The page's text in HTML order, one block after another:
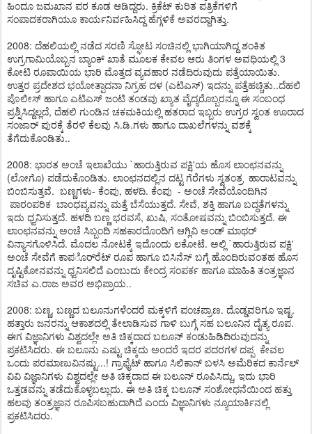
ಹಿಂದೂ ಜಮಖಾನ ಪರ ಕೂಡ ಆಡಿದ್ದರು. ಕ್ರಿಕೆಟ್ ಕುರಿತ ಪತ್ರಿಕೆಗಳಿಗೆ
ಸಂಪಾದಕರಾಗಿಯೂ ಕಾರ್ಯನಿರ್ವಹಿಸಿದ್ದ ಹೆಗ್ಗಳಿಕೆ ಅವರದ್ದಾಗಿತ್ತು.
2008: ದೆಹಲಿಯಲ್ಲಿ ನಡೆದ ಸರಣಿ ಸ್ಫೋಟ ಸಂಚಿನಲ್ಲಿ ಭಾಗಿಯಾಗಿದ್ದ ಶಂಕಿತ
ಉಗ್ರಗಾಮಿಯೊಬ್ಬನ ಬ್ಯಾಂಕ್ ಖಾತೆ ಮೂಲಕ ಕೇವಲ ಆರು ತಿಂಗಳ ಅವಧಿಯಲ್ಲಿ 3
ಕೋಟಿ ರೂಪಾಯಿಯ ಭಾರಿ ಮೊತ್ತದ ವ್ಯವಹಾರ ನಡೆದಿರುವುದು ಪತ್ತೆಯಾಯಿತು.
ಉತ್ತರ ಪ್ರದೇಶದ ಭಯೋತ್ಪಾದನಾ ನಿಗ್ರಹ ದಳ (ಎಟಿಎಸ್) ಇದನ್ನು ಪತ್ತೆಹಚ್ಚಿತು..ದೆಹಲಿ
ಪೊಲೀಸ್ ಹಾಗೂ ಎಟಿಎಸ್ ಜಂಟಿ ತಂಡವು ಖ್ಯಾತ ವೈದ್ಯರೊಬ್ಬರನ್ನೂ ಈ ಸಂಬಂಧ
ಪ್ರಶ್ನಿಸಿದ್ದಲ್ಲದೆ, ದೆಹಲಿ ಗುಂಡಿನ ಚಕಮಕಿಯಲ್ಲಿ ಹತರಾದ ಇಬ್ಬರು ಉಗ್ರರ ಸ್ವಂತ ಊರಾದ
ಸಂಜಾರ್ ಪುರಕ್ಕೆ ತೆರಳಿ ಕೆಲವು ಸಿ.ಡಿ.ಗಳು ಹಾಗೂ ದಾಖಲೆಗಳನ್ನು ವಶಕ್ಕೆ
ತೆಗೆದುಕೊಂಡಿತು..
2008: ಭಾರತ ಅಂಚೆ ಇಲಾಖೆಯು `ಹಾರುತ್ತಿರುವ ಪಕ್ಷಿ'ಯ ಹೊಸ ಲಾಂಛನವನ್ನು
(ಲೋಗೊ) ಪಡೆದುಕೊಂಡಿತು. ಲಾಂಛನದಲ್ಲಿನ ದಟ್ಟ ಗೆರೆಗಳು ಸ್ವತಂತ್ರ ಹಾರಾಟವನ್ನು
ಬಿಂಬಿಸುತ್ತವೆ. ಬಣ್ಣಗಳು- ಕೆಂಪು, ಹಳದಿ. ಕೆಂಪು - ಅಂಚೆ ಸೇವೆಯೊಂದಿಗಿನ
ಪಾರಂಪರಿಕ ಬಾಂಧವ್ಯವನ್ನು ಮತ್ತೆ ಬೆಸೆಯುತ್ತದೆ. ಸೇವೆ, ಶಕ್ತಿ ಹಾಗೂ ಬದ್ಧತೆಗಳನ್ನು
ಇದು ಧ್ವನಿಸುತ್ತದೆ. ಹಳದಿ ಬಣ್ಣ ಭರವಸೆ, ಖುಷಿ, ಸಂತೋಷವನ್ನು ಬಿಂಬಿಸುತ್ತದೆ. ಈ
ಲಾಂಛನವನ್ನು ಅಂಚೆ ಸಿಬ್ಬಂದಿ ಸಹಕಾರದೊಂದಿಗೆ ಆಗ್ಲಿವಿ ಅಂಡ್ ಮಾಥರ್
ವಿನ್ಯಾಸಗೊಳಿಸಿದೆ. ಮೊದಲ ನೋಟಕ್ಕೆ ಇದೊಂದು ಲಕೋಟೆ. ಅಲ್ಲಿ `ಹಾರುತ್ತಿರುವ ಪಕ್ಷಿ'
ಅಂಚೆ ಸೇವೆಗೆ ಕಾಪರ್ೊರೆಟ್ ರೂಪ ಹಾಗೂ ಬಿಸಿನೆಸ್ ಬಗ್ಗೆ ಹೊಂದಿರುವಂತಹ ಹೊಸ
ದೃಷ್ಟಿಕೋನವನ್ನು ಧ್ವನಿಸಲಿದೆ ಎಂಬುದು ಕೇಂದ್ರ ಸಂಪರ್ಕ ಹಾಗೂ ಮಾಹಿತಿ ತಂತ್ರಜ್ಞಾನ
ಸಚಿವ ಎ.ರಾಜ ಅವರ ಅಭಿಪ್ರಾಯ..
2008: ಬಣ್ಣ, ಬಣ್ಣದ ಬಲೂನುಗಳೆಂದರೆ ಮಕ್ಕಳಿಗೆ ಪಂಚಪ್ರಾಣ. ದೊಡ್ಡವರಿಗೂ ಇಷ್ಟ.
ಹತ್ತಾರು ಜನರನ್ನು ಆಕಾಶದಲ್ಲಿ ತೇಲಾಡಿಸುವ ಗಾಳಿ ಬುಗ್ಗೆ ಸಹ ಬಲೂನಿನ ದೈತ್ಯ ರೂಪ.
ಈಗ ವಿಜ್ಞಾನಿಗಳು ವಿಶ್ವದಲ್ಲೇ ಅತಿ ಚಿಕ್ಕದಾದ ಬಲೂನ್ ಕಂಡುಹಿಡಿದಿರುವುದನ್ನು
ಪ್ರಕಟಿಸಿದರು. ಈ ಬಲೂನು ಎಷ್ಟು ಚಿಕ್ಕದು ಅಂದರೆ ಇದರ ಪದರಗಳ ದಪ್ಪ ಕೇವಲ
ಒಂದು ಪರಮಾಣುವಿನಷ್ಟು...! ಗ್ರಾಫೈಟ್ ಹಾಗೂ ಸಿಲಿಕಾನ್ ಬಳಸಿ ಅಮೆರಿಕದ ಕಾರ್ನೆಲ್
ವಿವಿ ವಿಜ್ಞಾನಿಗಳು ವಿಶ್ವದಲ್ಲೇ ಅತಿ ಚಿಕ್ಕದಾದ ಈ ಬಲೂನ್ ರೂಪಿಸಿದ್ದು, ಇದು ಭಾರಿ
ಒತ್ತಡವನ್ನು ತಡೆದುಕೊಳ್ಳಬಲ್ಲುದು. ಈ ಅತಿ ಚಿಕ್ಕ ಬಲೂನ್ ಸಂಶೋಧನೆಯಿಂದ ಹತ್ತು
ಹಲವು ತಂತ್ರಜ್ಞಾನ ರೂಪಿಸಬಹುದಾಗಿದೆ ಎಂದು ವಿಜ್ಞಾನಿಗಳು ನ್ಯೂಯಾರ್ಕಿನಲ್ಲಿ
ಪ್ರಕಟಿಸಿದರು.